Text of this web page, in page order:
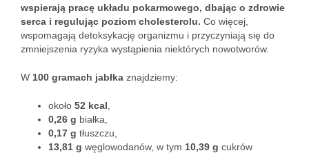
wspierają pracę układu pokarmowego, dbając o zdrowie
serca i regulując poziom cholesterolu. Co więcej,
wspomagają detoksykację organizmu i przyczyniają się do
zmniejszenia ryzyka wystąpienia niektórych nowotworów.
W 100 gramach jabłka znajdziemy:
około 52 kcal
0,26 g białka,
0,17 g tłuszczu,
13,81 g węglowodanów, w tym 10,39 g cukrów